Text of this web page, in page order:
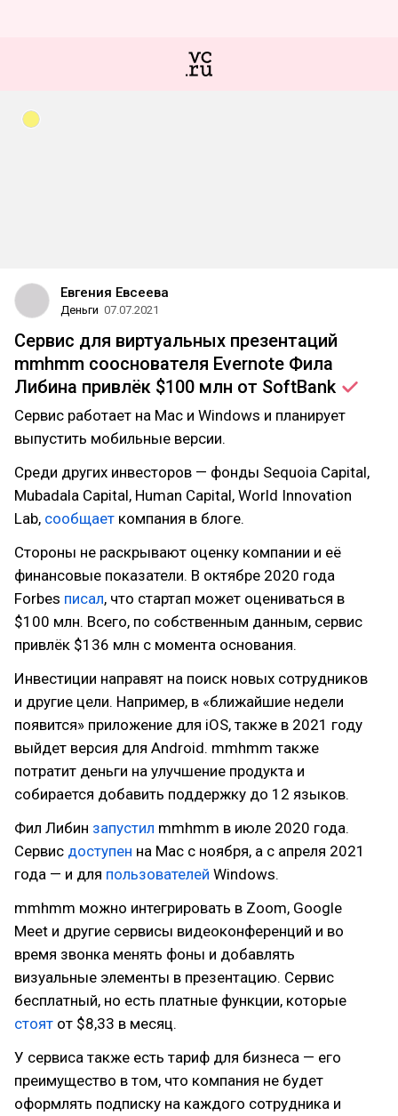
Евгения Евсеева
Деньги 07.07.2021
Сервис для виртуальных презентаций
mmhmm сооснователя Evernote Фила
Либина привлёк $100 млн от SoftBank
Сервис работает на Mac и Windows и планирует
выпустить мобильные версии.
Среди других инвесторов — фонды Sequoia Capital,
Mubadala Capital, Human Capital, World Innovation
Lab, сообщает компания в блоге.
Стороны не раскрывают оценку компании и её
финансовые показатели. В октябре 2020 года
Forbes писал, что стартап может оцениваться в
$100 млн. Всего, по собственным данным, сервис
привлёк $136 млн с момента основания.
Инвестиции направят на поиск новых сотрудников
и другие цели. Например, в «ближайшие недели
появится» приложение для iOS, также в 2021 году
выйдет версия для Android. mmhmm также
потратит деньги на улучшение продукта и
собирается добавить поддержку до 12 языков.
Фил Либин запустил mmhmm в июле 2020 года.
Сервис доступен на Mac с ноября, а с апреля 2021
года — и для пользователей Windows.
mmhmm можно интегрировать в Zoom, Google
Meet и другие сервисы видеоконференций и во
время звонка менять фоны и добавлять
визуальные элементы в презентацию. Сервис
бесплатный, но есть платные функции, которые
стоят от $8,33 в месяц.
У сервиса также есть тариф для бизнеса — его
преимущество в том, что компания не будет
оформлять подписку на каждого сотрудника и